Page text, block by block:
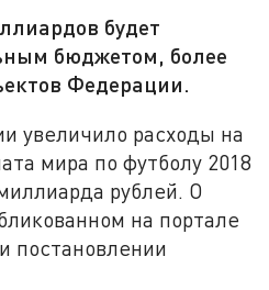
будет
бюджетом, более
Федерации.
увеличило расходы на
мира по футболу 2018
рублей. О
на портале
постановлении